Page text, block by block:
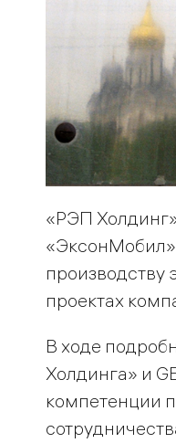
«РЭП
производству
проектах
В ходе
Холдинга» и
компетенции